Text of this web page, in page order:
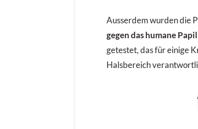
Ausserdem wurden die
gegen das humane
getestet, das für einige
Halsbereich